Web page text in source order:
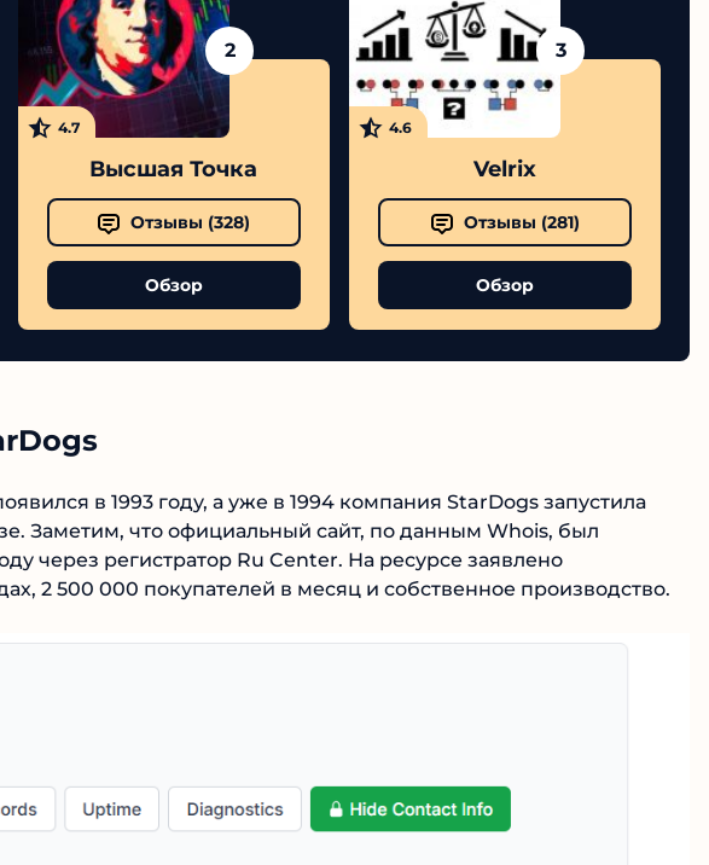
2
4.7
Высшая Точка
Отзывы ( 328)
Обзор
4.6
Velrix
Отзывы (281)
Обзор
в 1993 году, а уже в 1994 компания StarDogs запустила
Заметим, что официальный сайт, по данным Whois, был
через регистратор Ru Center. На ресурсе заявлено
2 500 000 покупателей в месяц и собственное производство.
4.9
Рекомендованэкспертами
Tehnoobzor: высокий ROI, честная
статистика и сотни довольных